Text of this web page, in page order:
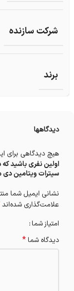
شرکت سازنده
برند
دیدگاهها
هیچ دیدگاهی برای
اولین نفری باشید
سیترات ویتامین دی
نشانی ایمیل شما
علامت‌گذاری شده‌اند
امتیاز شما
دیدگاه شما*